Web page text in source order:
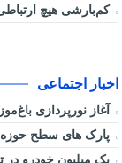
کم‌بارشی هیچ
اخبار اجتماعی
آغاز نورپردازی
پارک های سطح حوزه
یک میلیون خودرو در تبریز؛